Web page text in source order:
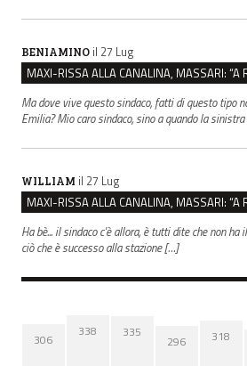
BENIAMINO il 27 Lug
Ma dove vive questo sindaco, fatti di questo tipo
Emilia? Mio caro sindaco, sino a quando la
WILLIAM il 27 Lug
Ha bè... il sindaco c'è allora, è tutti dite che non
ciò che è successo alla stazione […]
306 338 335
296 318